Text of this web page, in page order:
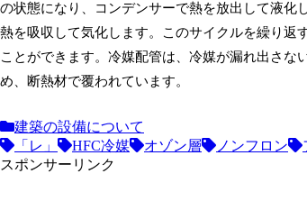
の状態になり、コンデンサーで熱を放出して液化
熱を吸収して気化します。このサイクルを繰り返
ことができます。冷媒配管は、冷媒が漏れ出さな
め、断熱材で覆われています。
建築の設備について
「レ」
HFC冷媒 オゾン層 ノンフロン
スポンサーリンク